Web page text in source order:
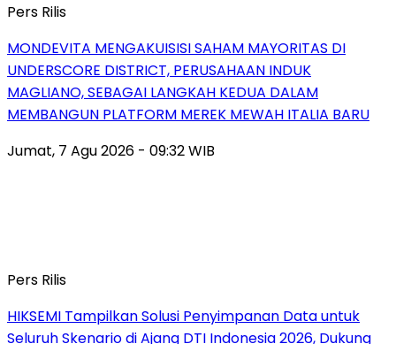
Pers Rilis
MONDEVITA MENGAKUISISI SAHAM MAYORITAS DI
UNDERSCORE DISTRICT, PERUSAHAAN INDUK
MAGLIANO, SEBAGAI LANGKAH KEDUA DALAM
MEMBANGUN PLATFORM MEREK MEWAH ITALIA BARU
Jumat, 7 Agu 2026 - 09:32 WIB
Pers Rilis
HIKSEMI Tampilkan Solusi Penyimpanan Data untuk
Seluruh Skenario di Ajang DTI Indonesia 2026, Dukung